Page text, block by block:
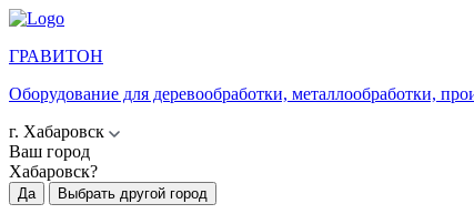
ГРАВИТОН
Оборудование для деревообработки, металлообработки,
г. Хабаровск
Ваш город
Хабаровск?
Да Выбрать другой город